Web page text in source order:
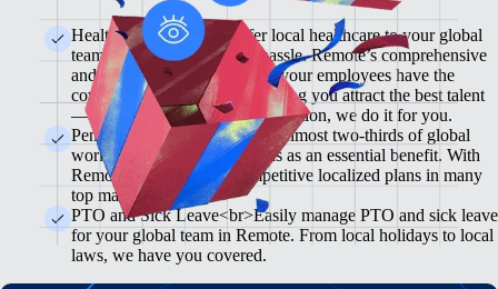
Health Insurance <br>Offer local healthcare to your global
team members without the hassle. Remote’s comprehensive
and flexible plans will ensure your employees have the
coverage they need while helping you attract the best talent
— from enrollment to administration, we do it for you.
Pension & 401(K) Plans<br>Almost two-thirds of global
workers view retirement plans as an essential benefit. With
Remote, you can offer competitive localized plans in many
top markets.
PTO and Sick Leave<br>Easily manage PTO and sick leave
for your global team in Remote. From local holidays to local
laws, we have you covered.